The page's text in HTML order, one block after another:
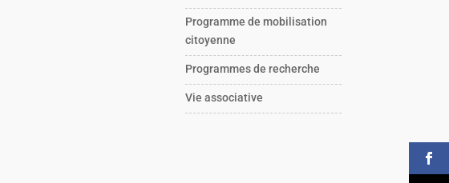
Programme de mobilisation
citoyenne
Programmes de recherche
Vie associative